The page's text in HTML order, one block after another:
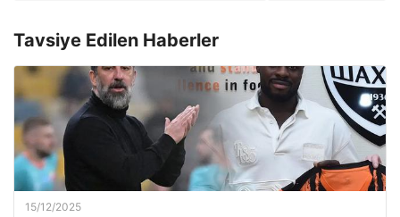
Tavsiye Edilen Haberler
15/12/2025